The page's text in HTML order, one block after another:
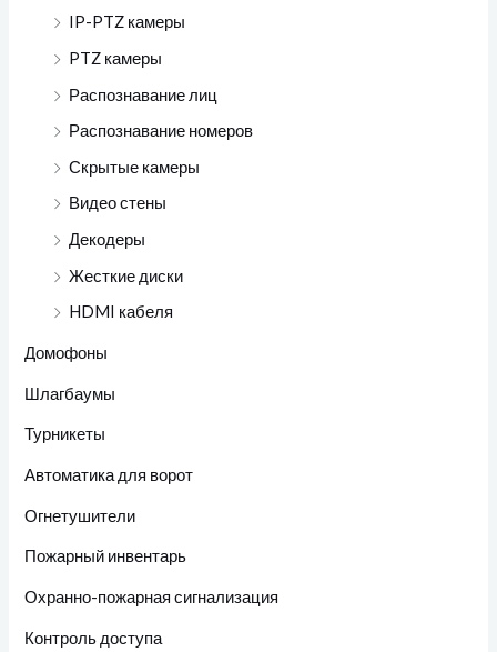
IP-PTZ камеры
PTZ камеры
Распознавание лиц
Распознавание номеров
Скрытые камеры
Видео стены
Декодеры
Жесткие диски
HDMI кабеля
Домофоны
Шлагбаумы
Турникеты
Автоматика для ворот
Огнетушители
Пожарный инвентарь
Охранно-пожарная сигнализация
Контроль доступа